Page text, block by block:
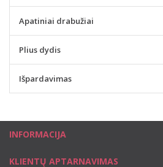
Apatiniai drabužiai
Plius dydis
Išpardavimas
INFORMACIJA
KLIENTŲ APTARNAVIMAS